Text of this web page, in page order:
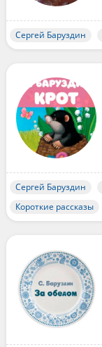
Сергей Баруздин
Сергей Баруздин
Короткие рассказы